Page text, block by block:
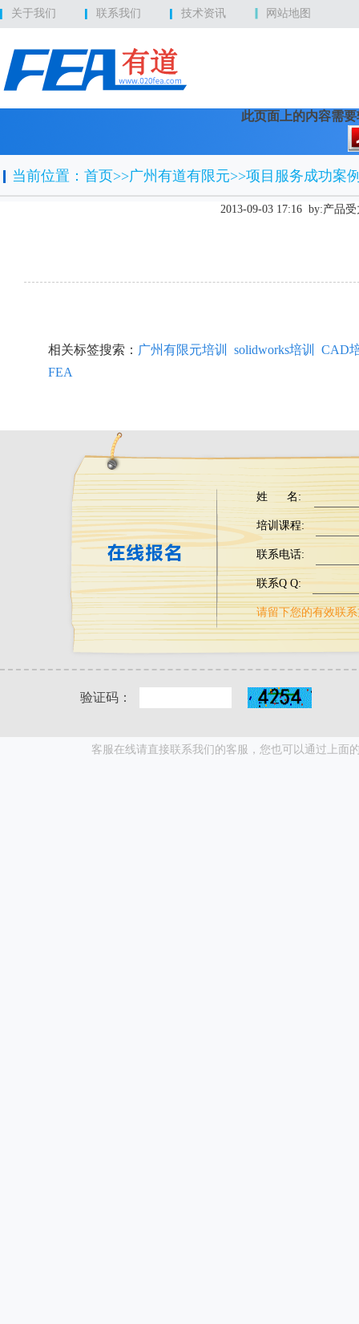
关于我们 联系我们 技术资讯 网站地图
此页面上的内容需
当前位置： 首页>>广州有道有限元>>项目服务成功案
2013-09-03 17:16 by:产品
相关标签搜索： 广州有限元培训 solidworks培训
CAD
FEA
姓 名:
培训课程:
联系电话:
联系Q Q:
请留下您的有效联
验证码：
客服在线请直接联系我们的客服，您也可以通过上面